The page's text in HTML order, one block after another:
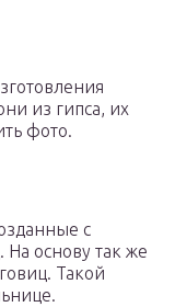
из гипса, их
фото.
с
основу так же
Такой